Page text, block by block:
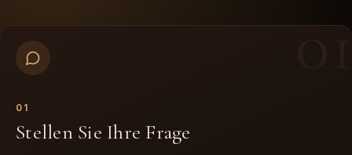
0
0 1
Stellen Sie Ihre Frage